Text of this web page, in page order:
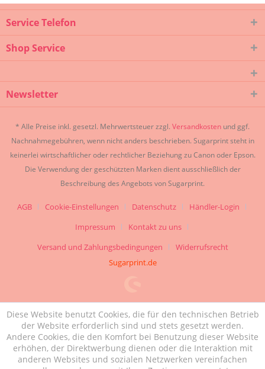
Service Telefon
Shop Service
Newsletter
* Alle Preise inkl. gesetzl. Mehrwertsteuer zzgl. Versandkosten und ggf.
Nachnahmegebühren, wenn nicht anders beschrieben. Sugarprint steht in
keinerlei wirtschaftlicher oder rechtlicher Beziehung zu Canon oder Epson.
Die Verwendung der geschützten Marken dient ausschließlich der
Beschreibung des Angebots von Sugarprint.
AGB Cookie-Einstellungen Datenschutz
Händler-Login
Impressum
Kontakt zu uns
Versand und Zahlungsbedingungen
Widerrufsrecht
Sugarprint.de
Diese Website benutzt Cookies, die für den technischen Betrieb
der Website erforderlich sind und stets gesetzt werden.
Andere Cookies, die den Komfort bei Benutzung dieser Website
erhöhen, der Direktwerbung dienen oder die Interaktion mit
anderen Websites und sozialen Netzwerken vereinfachen